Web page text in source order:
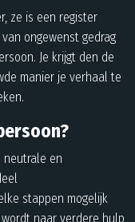
ze is een register
ongewenst gedrag
Je krijgt den de
manier je verhaal te
neutrale en
stappen mogelijk
naar verdere hulp